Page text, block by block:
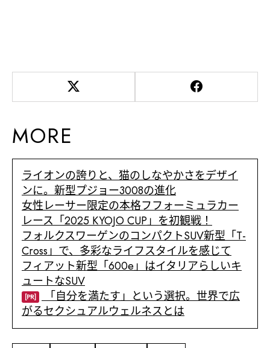
MORE
ライオンの誇りと、猫のしなやかさをデザイ
ンに。新型プジョー3008の進化
女性レーサー限定の本格フフォーミュラカー
レース「2025 KYOJO CUP」を初観戦！
フォルクスワーゲンのコンパクトSUV新型「T-
Cross」で、多彩なライフスタイルを感じて
フィアット新型「600e」はイタリアらしいキ
ュートなSUV
[PR]
「自分を満たす」という選択。世界で広
がるセクシュアルウェルネスとは